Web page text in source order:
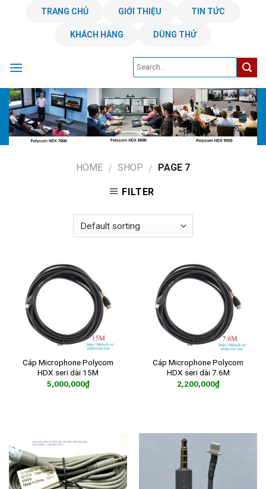
TRANG CHỦ GIỚI THIỆU TIN TỨC
KHÁCH HÀNG DÙNG THỬ
HOME / SHOP / PAGE 7
FILTER
Cáp Microphone Polycom
HDX seri dài 15M
5,000,000₫
Cáp Microphone Polycom
HDX seri dài 7.6M
2,200,000₫